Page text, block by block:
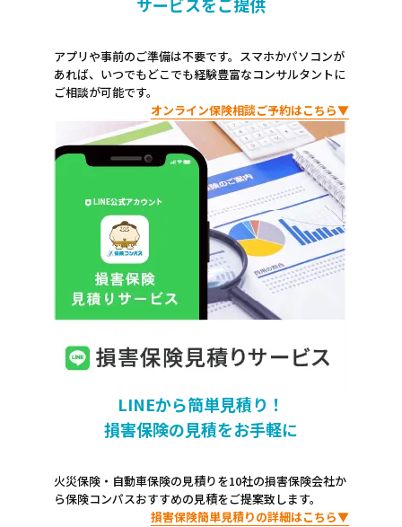
サービスをご提供
アプリや事前のご準備は不要です。スマホかパソコンが
あれば、いつでもどこでも経験豊富なコンサルタントに
ご相談が可能です。
オンライン保険相談ご予約はこちら▼
LINEから簡単見積り！
損害保険の見積をお手軽に
火災保険・自動車保険の見積りを10社の損害保険会社か
ら保険コンパスおすすめの見積をご提案致します。
損害保険簡単見積りの詳細はこちら▼